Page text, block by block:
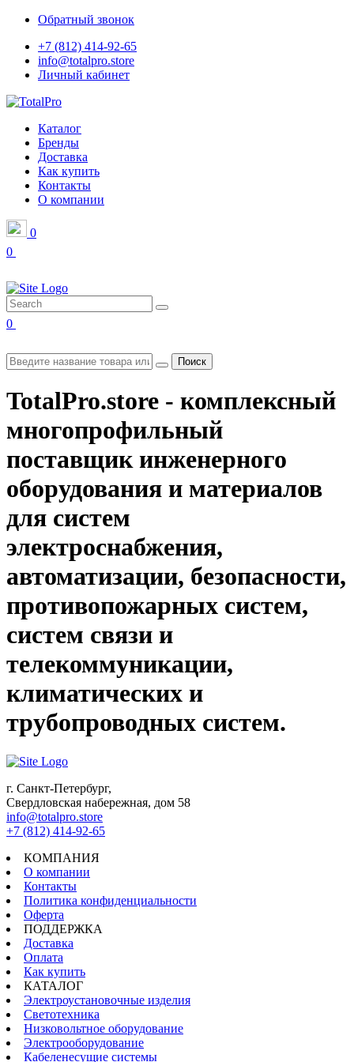
Обратный звонок
+7 (812) 414-92-65
info@totalpro.store
Личный кабинет
Каталог
Бренды
Доставка
Как купить
Контакты
О компании
0
0
0
Поиск
TotalPro.store - комплексный
многопрофильный
поставщик инженерного
оборудования и материалов
для систем
электроснабжения,
автоматизации, безопасности,
противопожарных систем,
систем связи и
телекоммуникации,
климатических и
трубопроводных систем.
г. Санкт-Петербург,
Свердловская набережная, дом 58
info@totalpro.store
+7 (812) 414-92-65
КОМПАНИЯ
О компании
Контакты
Политика конфиденциальности
Оферта
ПОДДЕРЖКА
Доставка
Оплата
Как купить
КАТАЛОГ
Электроустановочные изделия
Светотехника
Низковольтное оборудование
Электрооборудование
Кабеленесущие системы